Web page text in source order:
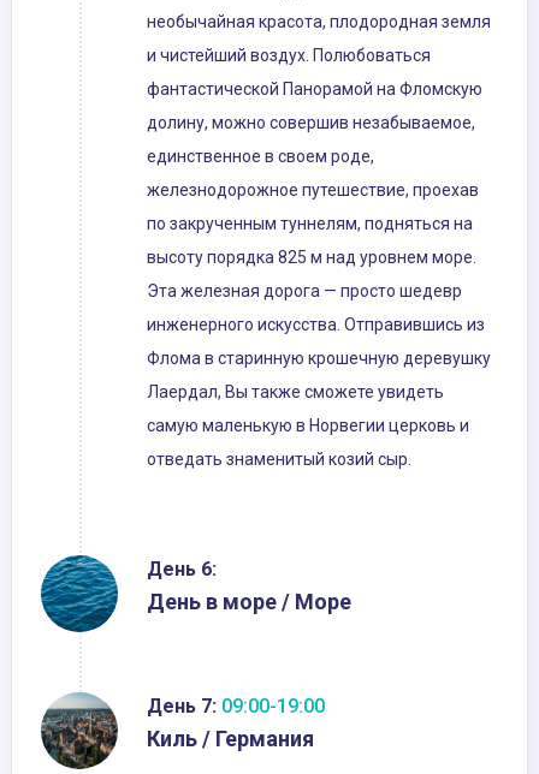
необычайная красота, плодородная земля
и чистейший воздух. Полюбоваться
фантастической Панорамой на Фломскую
долину, можно совершив незабываемое,
единственное в своем роде,
железнодорожное путешествие, проехав
по закрученным туннелям, подняться на
высоту порядка 825 м над уровнем море.
Эта железная дорога — просто шедевр
инженерного искусства. Отправившись из
Флома в старинную крошечную деревушку
Лаердал, Вы также сможете увидеть
самую маленькую в Норвегии церковь и
отведать знаменитый козий сыр.
День 6:
День в море / Море
День 7: 09:00-19:00
Киль / Германия